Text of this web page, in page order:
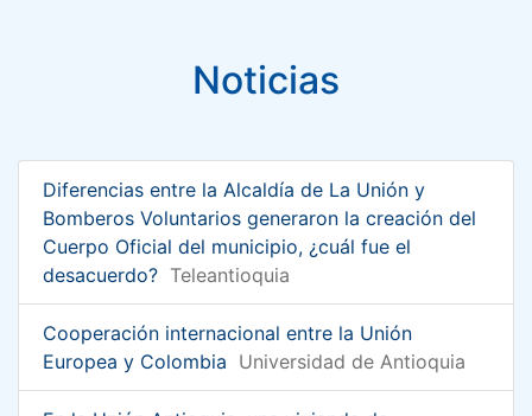
Noticias
Diferencias entre la Alcaldía de La Unión y
Bomberos Voluntarios generaron la creación del
Cuerpo Oficial del municipio, ¿cuál fue el
desacuerdo? Teleantioquia
Cooperación internacional entre la Unión
Europea y Colombia Universidad de Antioquia